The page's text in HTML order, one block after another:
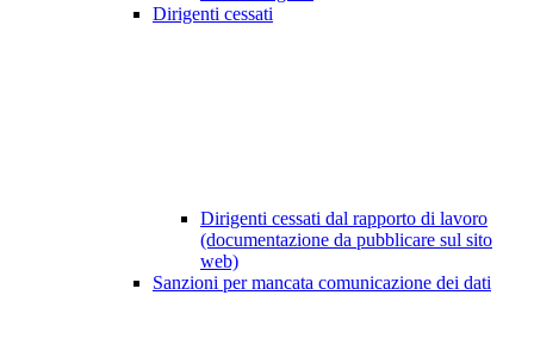
Dirigenti cessati
Dirigenti cessati dal rapporto di lavoro
(documentazione da pubblicare sul sito
web)
Sanzioni per mancata comunicazione dei dati